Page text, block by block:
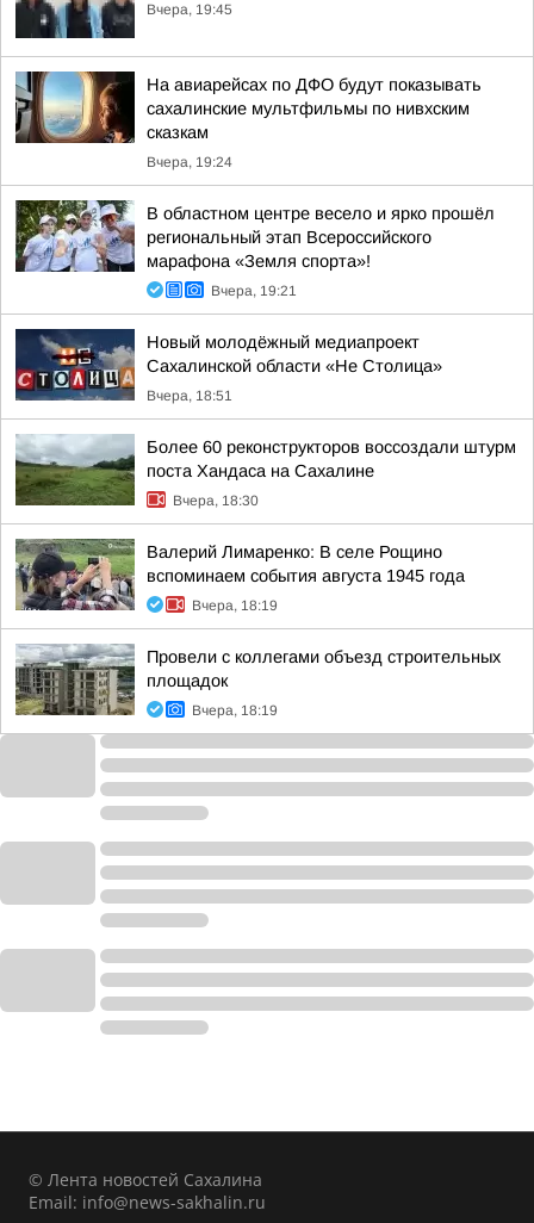
Вчера, 19:45
На авиарейсах по ДФО будут показывать
сахалинские мультфильмы по нивхским
сказкам
Вчера, 19:24
В областном центре весело и ярко прошёл
региональный этап Всероссийского
марафона «Земля спорта»!
Вчера, 19:21
Новый молодёжный медиапроект
Сахалинской области «Не Столица»
Вчера, 18:51
Более 60 реконструкторов воссоздали штурм
поста Хандаса на Сахалине
Вчера, 18:30
Валерий Лимаренко: В селе Рощино
вспоминаем события августа 1945 года
Вчера, 18:19
Провели с коллегами объезд строительных
площадок
Вчера, 18:19
© Лента новостей Сахалина
Email: info@news-sakhalin.ru